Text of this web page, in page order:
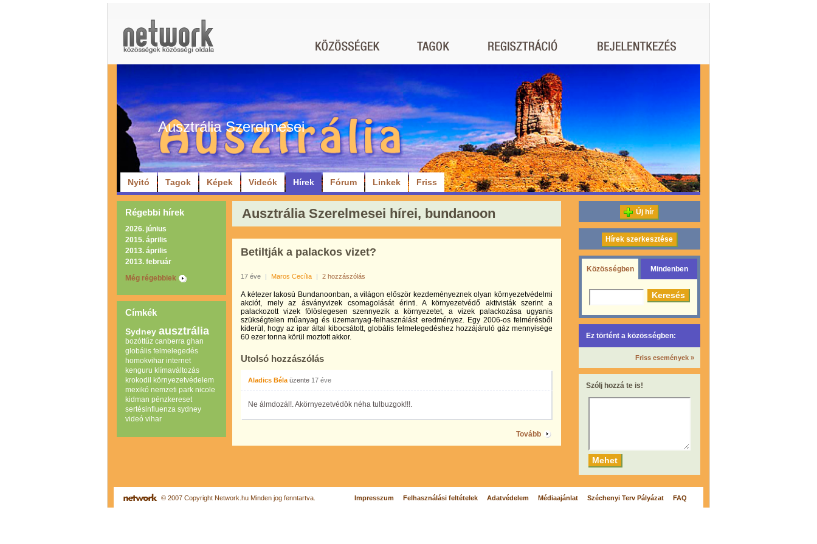
Ausztrália Szerelmesei
Nyitó Tagok Képek Videók Hírek Fórum Linkek Friss
Régebbi hírek
2026. június
2015. április
2013. április
2013. február
Még régebbiek
Címkék
Sydney ausztrália
bozóttűz canberra ghan
globális felmelegedés
homokvihar internet
kenguru klímaváltozás
krokodil
környezetvédelem
mexikó nemzeti park nicole
kidman pénzkereset
sertésinfluenza sydney
videó vihar
Ausztrália Szerelmesei hírei, bundanoon
Betiltják a palackos vizet?
17 éve | Maros Cecília | 2 hozzászólás
A kétezer lakosú Bundanoonban, a világon először kezdeményeznek olyan környezetvédelmi
akciót, mely az ásványvizek csomagolását érinti. A környezetvédő aktivisták szerint a
palackozott vizek fölöslegesen szennyezik a környezetet, a vizek palackozása ugyanis
szükségtelen műanyag és üzemanyag-felhasználást eredményez. Egy 2006-os felmérésből
kiderül, hogy az ipar által kibocsátott, globális felmelegedéshez hozzájáruló gáz mennyisége
60 ezer tonna körül moztott akkor.
Utolsó hozzászólás
Aladics Béla üzente 17 éve
Ne álmdozál!. Akörnyezetvédök néha tulbuzgok!!!.
Tovább
Új hír
Hírek szerkesztése
Közösségben Mindenben
Ez történt a közösségben:
Friss események »
Szólj hozzá te is!
© 2007 Copyright Network.hu Minden jog fenntartva. Impresszum Felhasználási feltételek Adatvédelem Médiaajánlat Széchenyi Terv Pályázat FAQ